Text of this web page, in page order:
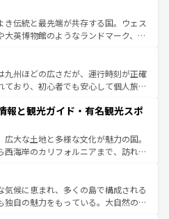
など、多彩な楽しみ方が可能だ。さ
域にも魅力が溢れており、どの街角に
が息づいている。パリ以外の個性あふ
こを歩いても飽きることがない。ベ
、バイエルン州のアルプスの絶景、そ
ワイン畑といった風景は必見。ビール
体験してほしい。 なお、新着の
ンツ一覧を参照してほしい。
き伝統と最先端が共存する国。ウェス
大英博物館のようなランドマーク、歴
力がある。また、優雅なアフタヌーン
にはたまらない英国パブ、サッカー観
こそできる体験も豊富。イギリスを旅
ほしい。
九州ほどの広さだが、運行時刻が正確
ており、初心者でも安心して個人旅行
る町や、スイスならではのユニークな
プス観光だけでなく町歩きも満喫する
所得が高いため物価も高いが、旅行
供のサービスもあり、うまく活用すれ
報と観光ガイド・有名観光スポ
大な土地と多様な文化が魅力の国。
西海岸のカリフォルニアまで、訪れる
観光、ショッピング、エンターテイ
刺激的なスポットだ。一方、アメリカ
がり、グランドキャニオンやイエロー
気候に恵まれ、多くの島で構成される
独自の魅力をもっている。大自然の神